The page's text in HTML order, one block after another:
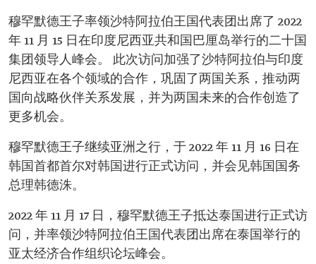
穆罕默德王子率领沙特阿拉伯王国代表团出席了 2022
年 11 月 15 日在印度尼西亚共和国巴厘岛举行的二十国
集团领导人峰会。 此次访问加强了沙特阿拉伯与印度
尼西亚在各个领域的合作，巩固了两国关系，推动两
国向战略伙伴关系发展，并为两国未来的合作创造了
更多机会。
穆罕默德王子继续亚洲之行，于 2022 年 11 月 16 日在
韩国首都首尔对韩国进行正式访问，并会见韩国国务
总理韩德洙。
2022 年 11 月 17 日，穆罕默德王子抵达泰国进行正式访
问，并率领沙特阿拉伯王国代表团出席在泰国举行的
亚太经济合作组织论坛峰会。